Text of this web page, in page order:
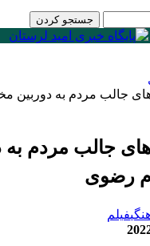
جالب مردم به دوربین
جالب مردم به
فیلم